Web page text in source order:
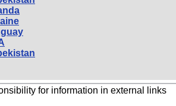
for information in external links